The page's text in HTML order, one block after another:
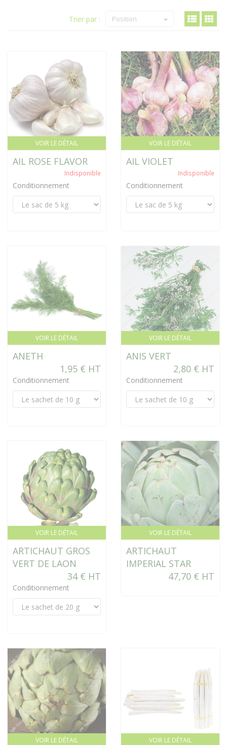
Trier par : Position
VOIR LE DÉTAIL
AIL ROSE FLAVOR
Indisponible
Conditionnement
VOIR LE DÉTAIL
AIL VIOLET
Indisponible
Conditionnement
VOIR LE DÉTAIL
ANETH
1,95 € HT
Conditionnement
VOIR LE DÉTAIL
ANIS VERT
2,80 € HT
Conditionnement
VOIR LE DÉTAIL
ARTICHAUT GROS
VERT DE LAON
34 € HT
Conditionnement
VOIR LE DÉTAIL
ARTICHAUT
IMPERIAL STAR
47,70 € HT
VOIR LE DÉTAIL VOIR LE DÉTAIL